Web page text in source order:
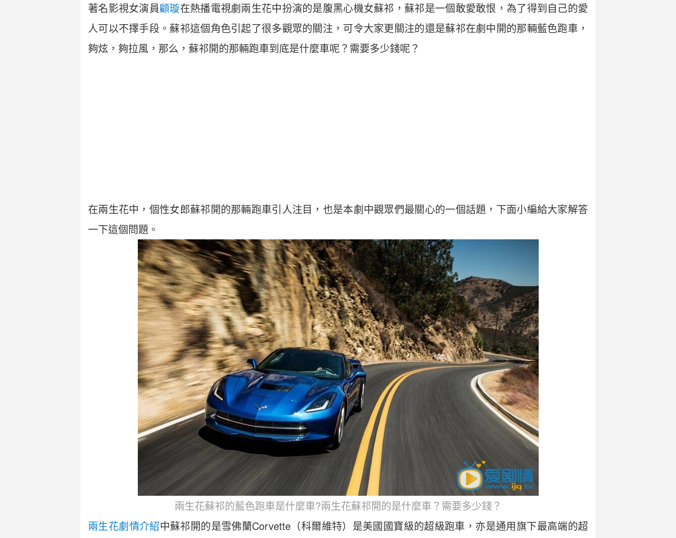
著名影視女演員顧璇在熱播電視劇兩生花中扮演的是腹黑心機女蘇祁，蘇祁是一個敢愛敢恨，為了得到自己的愛
人可以不擇手段。蘇祁這個角色引起了很多觀眾的關注，可令大家更關注的還是蘇祁在劇中開的那輛藍色跑車，
夠炫，夠拉風，那么，蘇祁開的那輛跑車到底是什麼車呢？需要多少錢呢？
在兩生花中，個性女郎蘇祁開的那輛跑車引人注目，也是本劇中觀眾們最關心的一個話題，下面小編給大家解答
一下這個問題。
兩生花蘇祁的藍色跑車是什麼車?兩生花蘇祁開的是什麼車？需要多少錢？
兩生花劇情介紹中蘇祁開的是雪佛蘭Corvette（科爾維特）是美國國寶級的超級跑車，亦是通用旗下最高端的超